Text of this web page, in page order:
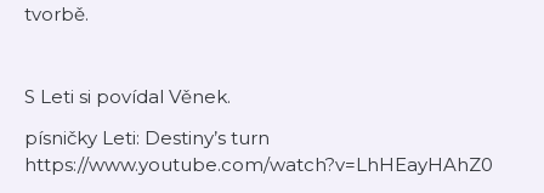
tvorbě.
S Leti si povídal Věnek.
písničky Leti: Destiny’s turn
https://www.youtube.com/watch?v=LhHEayHAhZ0